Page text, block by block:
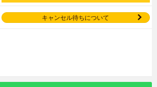
キャンセル待ちについて